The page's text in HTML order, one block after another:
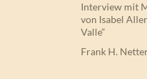
Interview mit
von Isabel
Valle“
Frank H.